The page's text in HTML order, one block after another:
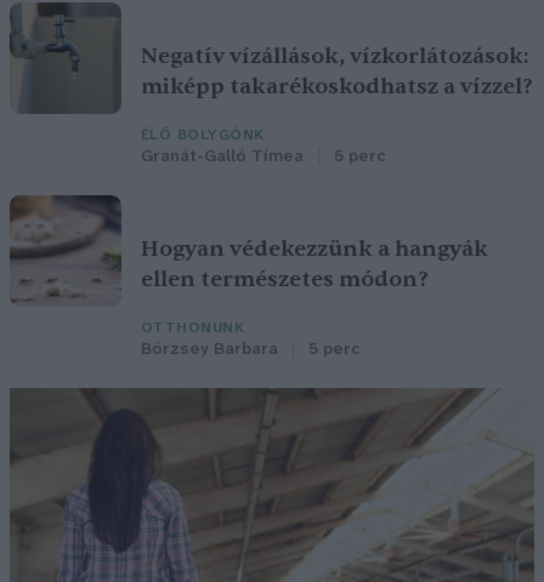
Negatív vízállások, vízkorlátozások:
miképp takarékoskodhatsz a vízzel?
ÉLŐ BOLYGÓNK
Granát-Galló Tímea 5 perc
Hogyan védekezzünk a hangyák
ellen természetes módon?
OTTHONUNK
Börzsey Barbara 5 perc